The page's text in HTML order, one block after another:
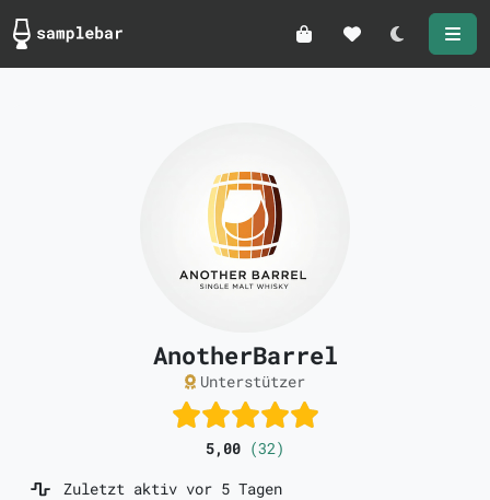
Darkmode
AnotherBarrel
Unterstützer
5,00 (32)
Zuletzt aktiv vor 5 Tagen